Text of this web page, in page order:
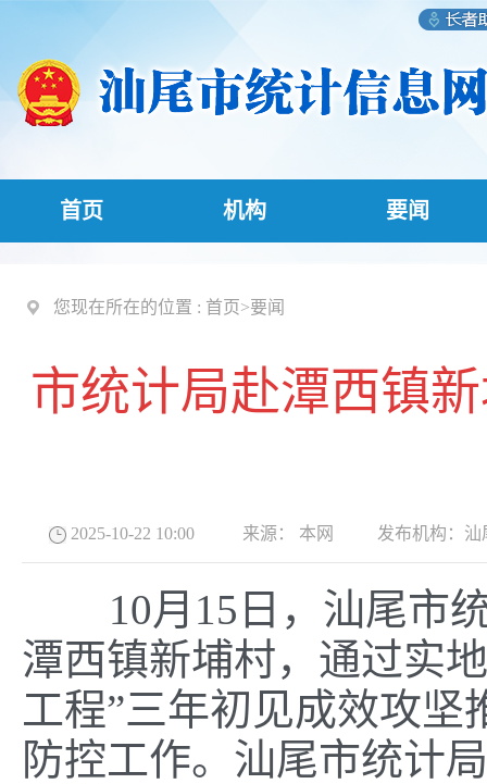
首页 机构 要闻
您现在所在的位置 : 首页>要闻
市统计局赴潭西镇
2025-10-22 10:00 来源： 本网 发布机构： 汕
10月15日，汕尾市统
潭西镇新埔村，通过实
工程”三年初见成效攻
防控工作。汕尾市统计